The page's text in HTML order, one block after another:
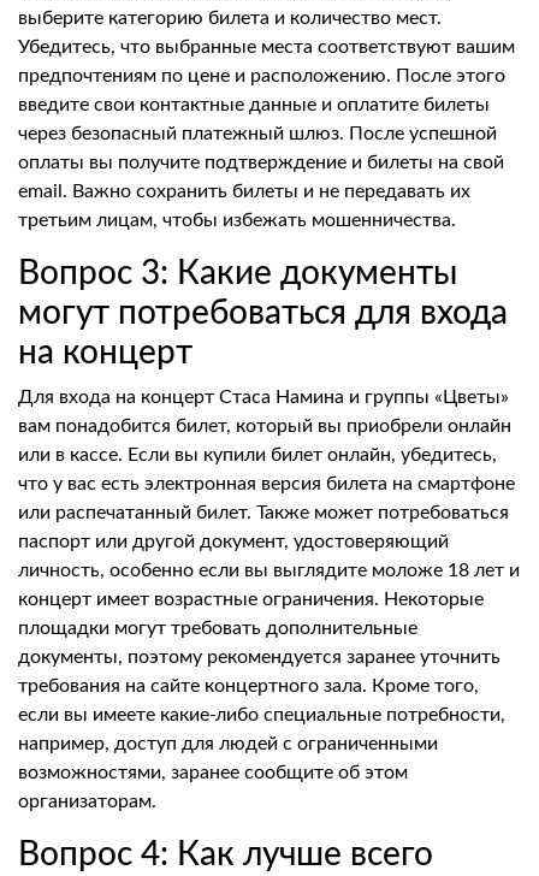
выберите категорию билета и количество мест.
Убедитесь, что выбранные места соответствуют вашим
предпочтениям по цене и расположению. После этого
введите свои контактные данные и оплатите билеты
через безопасный платежный шлюз. После успешной
оплаты вы получите подтверждение и билеты на свой
email. Важно сохранить билеты и не передавать их
третьим лицам, чтобы избежать мошенничества.
Вопрос 3: Какие документы
могут потребоваться для входа
на концерт
Для входа на концерт Стаса Намина и группы «Цветы»
вам понадобится билет, который вы приобрели онлайн
или в кассе. Если вы купили билет онлайн, убедитесь,
что у вас есть электронная версия билета на смартфоне
или распечатанный билет. Также может потребоваться
паспорт или другой документ, удостоверяющий
личность, особенно если вы выглядите моложе 18 лет и
концерт имеет возрастные ограничения. Некоторые
площадки могут требовать дополнительные
документы, поэтому рекомендуется заранее уточнить
требования на сайте концертного зала. Кроме того,
если вы имеете какие-либо специальные потребности,
например, доступ для людей с ограниченными
возможностями, заранее сообщите об этом
организаторам.
Вопрос 4: Как лучше всего